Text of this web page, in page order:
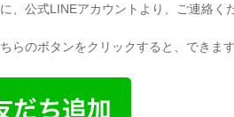
、公式LINEアカウントより、ご連絡く
らのボタンをクリックすると、できます